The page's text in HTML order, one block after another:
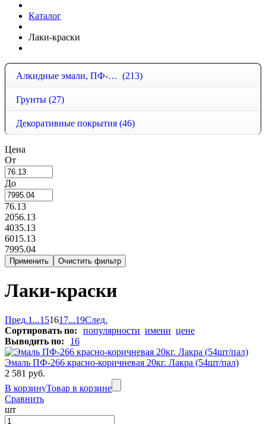
Каталог
Лаки-краски
Алкидные эмали, ПФ-115, ПФ-266 (213)
Грунты (27)
Декоративные покрытия (46)
Цена
От
До
76.13
2056.13
4035.13
6015.13
7995.04
Лаки-краски
Пред.1 ...151617...19След.
Сортировать по:
популярности имени цене
Выводить по:
16
Эмаль ПФ-266 красно-коричневая 20кг. Лакра (54шт/пал)
2 581 руб.
В корзинуТовар в корзине
Сравнить
шт